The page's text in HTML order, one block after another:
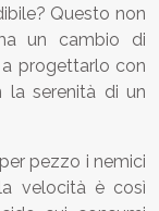
Questo non
un cambio di
progettarlo con
la serenità di un
pezzo i nemici
velocità è così